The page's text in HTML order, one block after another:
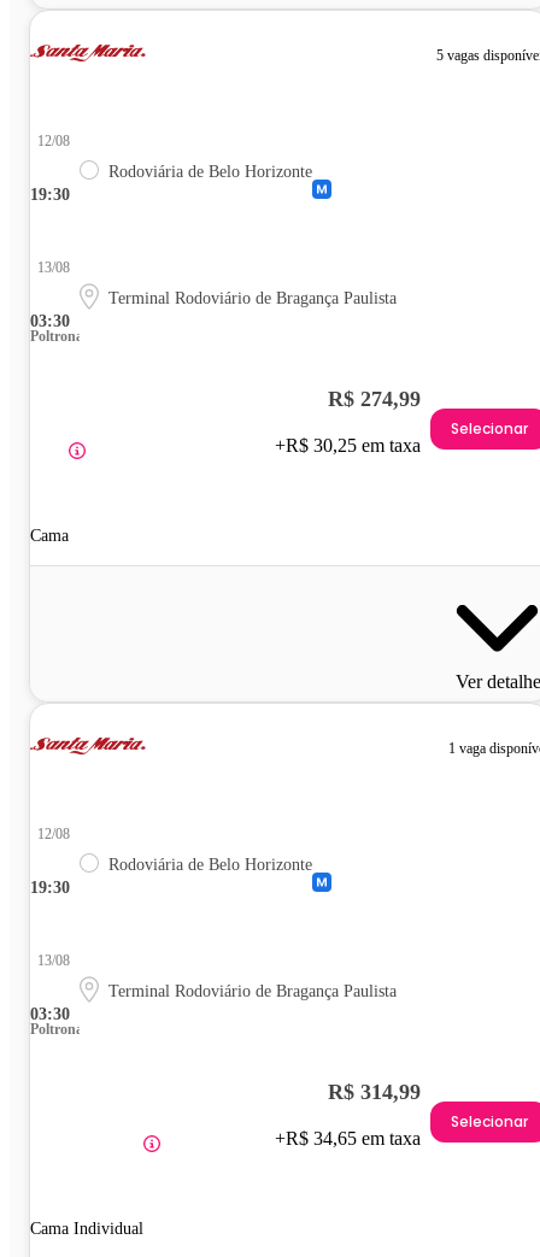
5 vagas
19:30
12/08
Rodoviária de Belo Horizonte
03:30
13/08
Terminal Rodoviário de Bragança Paulista
Poltrona
Cama
R$ 274,99
+R$ 30,25 em taxa
Selecionar
Ver
1 vaga
19:30
12/08
Rodoviária de Belo Horizonte
03:30
13/08
Terminal Rodoviário de Bragança Paulista
Poltrona
Cama Individual
R$ 314,99
+R$ 34,65 em taxa
Selecionar